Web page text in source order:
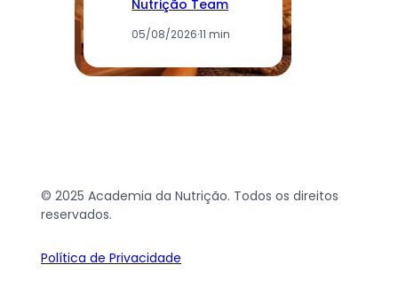
Nutrição Team
05/08/2026·11 min
© 2025 Academia da Nutrição. Todos os direitos
reservados.
Política de Privacidade